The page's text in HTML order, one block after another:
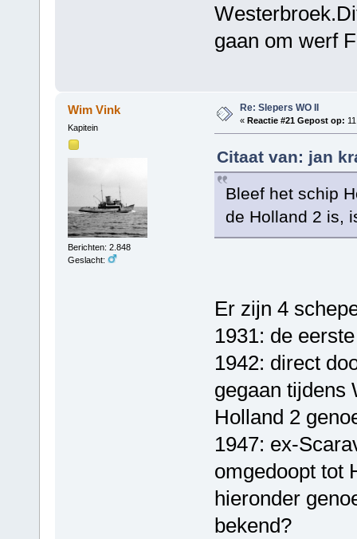
gaan om werf
Wim Vink
Kapitein
Berichten: 2.848
Geslacht:
Re: Slepers WO II
« Reactie #21 Gepost op:
Citaat van: jan
Bleef het schip
de Holland 2 is,
Er zijn 4
1931: de
1942: direct
gegaan tijdens
Holland 2
1947: ex-
omgedoopt tot
hieronder
bekend?